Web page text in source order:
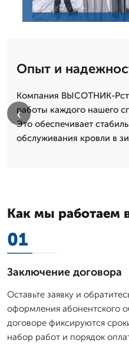
Опыт и
Компания ВЫСОТНИК-Рст
работы каждого нашего
Это обеспечивает
обслуживания кровли в
‹
Как мы работаем
01
Заключение договора
Оставьте заявку и
оформления абонентского
договоре фиксируются
набор работ и порядок